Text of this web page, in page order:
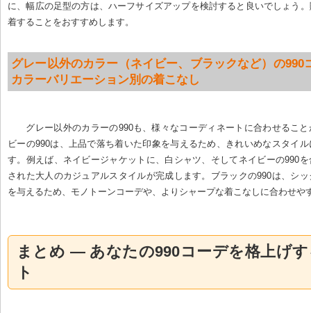
に、幅広の足型の方は、ハーフサイズアップを検討すると良いでしょう
着することをおすすめします。
グレー以外のカラー（ネイビー、ブラックなど）の
カラーバリエーション別の着こなし
グレー以外のカラーの990も、様々なコーディネートに合わせるこ
ビーの990は、上品で落ち着いた印象を与えるため、きれいめなスタイ
す。例えば、ネイビージャケットに、白シャツ、そしてネイビーの990
された大人のカジュアルスタイルが完成します。ブラックの990は、シ
を与えるため、モノトーンコーデや、よりシャープな着こなしに合わせや
まとめ — あなたの990コーデを格上げ
ト